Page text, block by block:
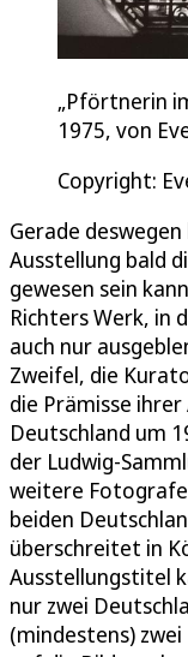
„Pförtnerin
1975, von
Copyright:
Gerade
Ausstellung bald
gewesen sein
Richters Werk, in
auch nur
Zweifel, die
die Prämisse
Deutschland um
der Ludwig-
weitere
beiden
überschreitet in
Ausstellungstitel
nur zwei
(mindestens)